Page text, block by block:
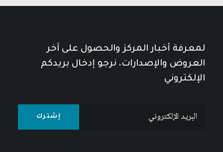
لمعرفة أخبار المركز والحصول على آخر
العروض والإصدارات، نرجو إدخال بريدكم
الإلكتروني